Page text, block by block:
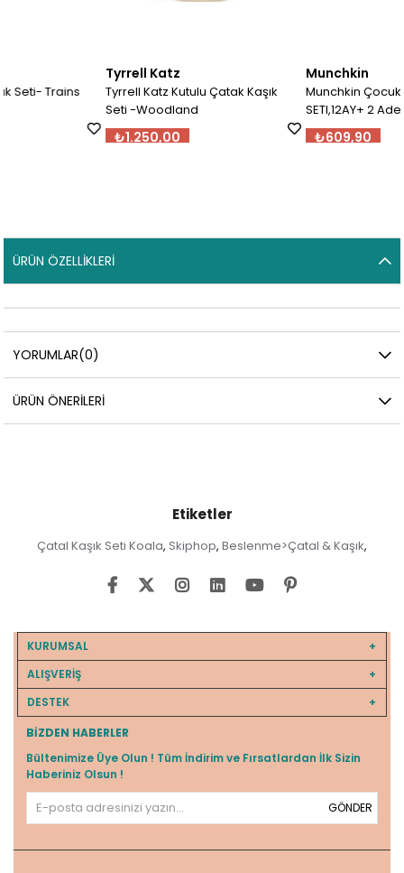
Tyrrell Katz Kutulu Çatak Kaşık
Seti -Woodland
₺1.250,00
Munchkin Çocuk Çatal & Kaşık
SETI,12AY+ 2 Adet, Pink
ÜRÜN ÖZELLIKLERI
YORUMLAR(0)
ÜRÜN ÖNERILERI
Etiketler
Çatal Kaşık Seti Koala, Skiphop, Beslenme>Çatal & Kaşık,
KURUMSAL
ALIŞVERİŞ
DESTEK
BIZDEN HABERLER
Bültenimize Üye Olun ! Tüm İndirim ve Fırsatlardan İlk Sizin
Haberiniz Olsun !
GÖNDER